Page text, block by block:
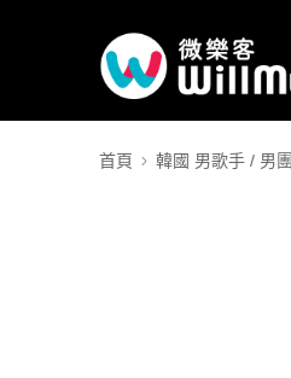
首頁 韓國 男歌手 / 男團